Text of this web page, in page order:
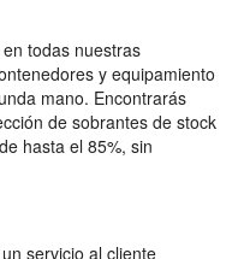
todas nuestras
y equipamiento
mano. Encontrarás
de sobrantes de stock
hasta el 85%, sin
servicio al cliente